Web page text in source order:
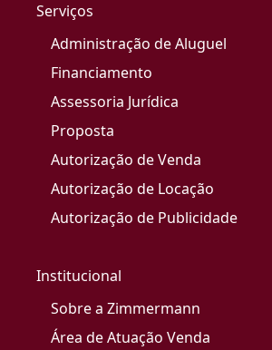
Serviços
Administração de Aluguel
Financiamento
Assessoria Jurídica
Proposta
Autorização de Venda
Autorização de Locação
Autorização de Publicidade
Institucional
Sobre a Zimmermann
Área de Atuação Venda